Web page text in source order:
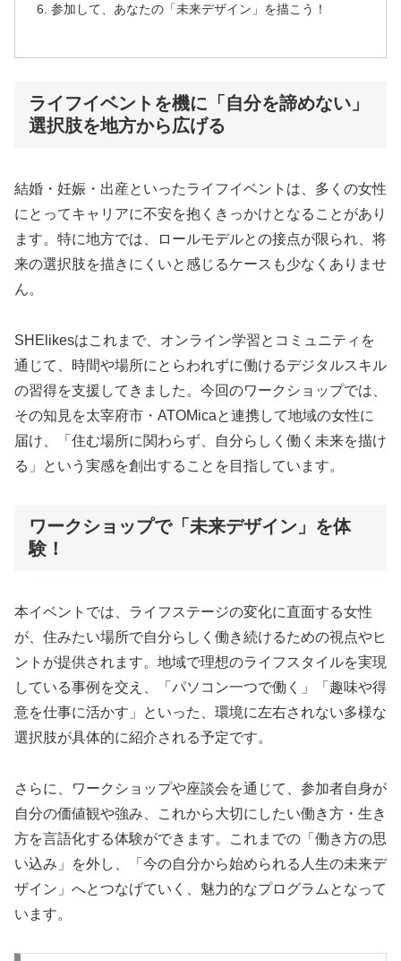
参加して、あなたの「未来デザイン」を描こう！
ライフイベントを機に「自分を諦めない」
選択肢を地方から広げる
結婚・妊娠・出産といったライフイベントは、多くの女性
にとってキャリアに不安を抱くきっかけとなることがあり
ます。特に地方では、ロールモデルとの接点が限られ、将
来の選択肢を描きにくいと感じるケースも少なくありませ
ん。
SHElikesはこれまで、オンライン学習とコミュニティを
通じて、時間や場所にとらわれずに働けるデジタルスキル
の習得を支援してきました。今回のワークショップでは、
その知見を太宰府市・ATOMicaと連携して地域の女性に
届け、「住む場所に関わらず、自分らしく働く未来を描け
る」という実感を創出することを目指しています。
ワークショップで「未来デザイン」を体
験！
本イベントでは、ライフステージの変化に直面する女性
が、住みたい場所で自分らしく働き続けるための視点やヒ
ントが提供されます。地域で理想のライフスタイルを実現
している事例を交え、「パソコン一つで働く」「趣味や得
意を仕事に活かす」といった、環境に左右されない多様な
選択肢が具体的に紹介される予定です。
さらに、ワークショップや座談会を通じて、参加者自身が
自分の価値観や強み、これから大切にしたい働き方・生き
方を言語化する体験ができます。これまでの「働き方の思
い込み」を外し、「今の自分から始められる人生の未来デ
ザイン」へとつなげていく、魅力的なプログラムとなって
います。